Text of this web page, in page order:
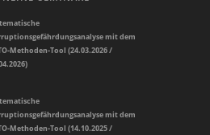
mit dem
Methoden-Tool (24.03.2026 /
mit dem
Methoden-Tool (14.10.2025 /